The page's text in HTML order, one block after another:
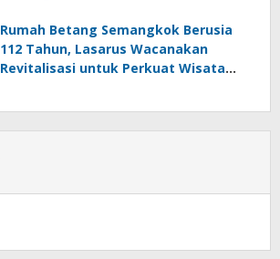
Rumah Betang Semangkok Berusia
112 Tahun, Lasarus Wacanakan
Revitalisasi untuk Perkuat Wisata